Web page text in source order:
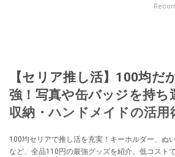
【セリア推し活】100均だ
強！写真や缶バッジを持ち
収納・ハンドメイドの活用
100均セリアで推し活を充実！キーホルダー、ぬ
など、全品110円の最強グッズを紹介。低コスト